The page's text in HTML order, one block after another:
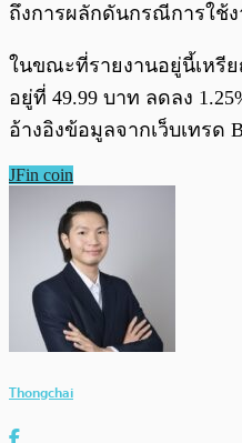
ถึงการผลักดันกรณีการใช้
ในขณะที่รายงานอยู่นี้เหรี
อยู่ที่ 49.99 บาท ลดลง
อ้างอิงข้อมูลจากเว็บเทรด
JFin coin
Thongchai